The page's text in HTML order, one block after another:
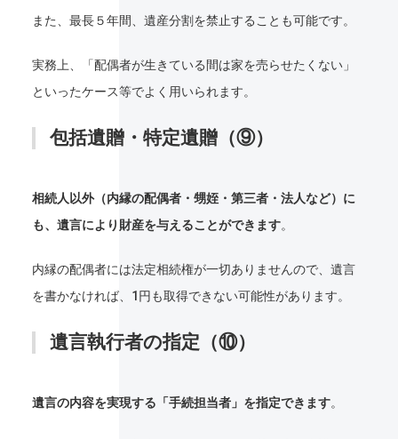
また、最長５年間、遺産分割を禁止することも可能です。
実務上、「配偶者が生きている間は家を売らせたくない」
といったケース等でよく用いられます。
包括遺贈・特定遺贈（⑨）
相続人以外（内縁の配偶者・甥姪・第三者・法人など）に
も、遺言により財産を与えることができます。
内縁の配偶者には法定相続権が一切ありませんので、遺言
を書かなければ、1円も取得できない可能性があります。
遺言執行者の指定（⑩）
遺言の内容を実現する「手続担当者」を指定できます。